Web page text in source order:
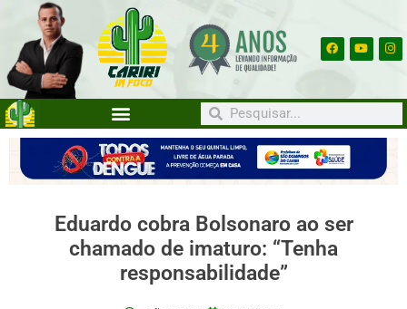
Eduardo cobra Bolsonaro ao ser
chamado de imaturo: “Tenha
responsabilidade”